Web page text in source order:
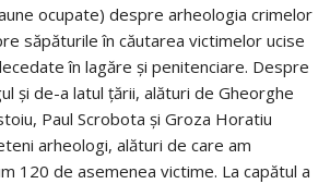
ocupate) despre arheologia crimelor
săpăturile în căutarea victimelor ucise
în lagăre și penitenciare. Despre
și de-a latul țării, alături de Gheorghe
Paul Scrobota și Groza Horatiu
arheologi, alături de care am
120 de asemenea victime. La capătul a